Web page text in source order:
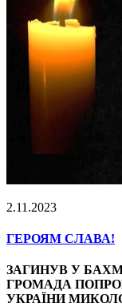
2.11.2023
ГЕРОЯМ СЛАВА!
ЗАГИНУВ У
ГРОМАДА
УКРАЇНИ